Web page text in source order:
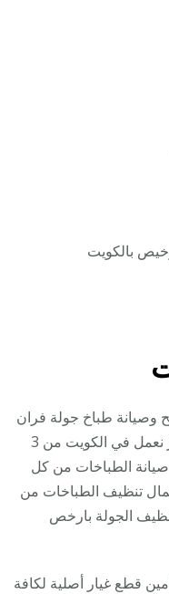
بالكويت
وصيانة طباخ جولة فران
غاز تنظيف وغسيل طباخات وافران غاز نعمل في الكويت من 3
الطباخات من كل
تنظيف الطباخات من
الجولة بارخص
قطع غيار أصلية لكافة